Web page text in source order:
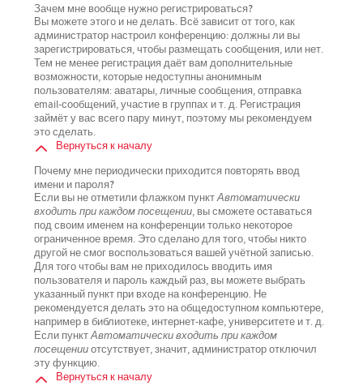
Зачем мне вообще нужно регистрироваться?
Вы можете этого и не делать. Всё зависит от того, как
администратор настроил конференцию: должны ли вы
зарегистрироваться, чтобы размещать сообщения, или нет.
Тем не менее регистрация даёт вам дополнительные
возможности, которые недоступны анонимным
пользователям: аватары, личные сообщения, отправка
email-сообщений, участие в группах и т. д. Регистрация
займёт у вас всего пару минут, поэтому мы рекомендуем
это сделать.
Вернуться к началу
Почему мне периодически приходится повторять ввод
имени и пароля?
Если вы не отметили флажком пунктАвтоматически
входить при каждом посещении, вы сможете оставаться
под своим именем на конференции только некоторое
ограниченное время. Это сделано для того, чтобы никто
другой не смог воспользоваться вашей учётной записью.
Для того чтобы вам не приходилось вводить имя
пользователя и пароль каждый раз, вы можете выбрать
указанный пункт при входе на конференцию. Не
рекомендуется делать это на общедоступном компьютере,
например в библиотеке, интернет-кафе, университете и т. д.
Если пунктАвтоматически входить при каждом
посещенииотсутствует, значит, администратор отключил
эту функцию.
Вернуться к началу